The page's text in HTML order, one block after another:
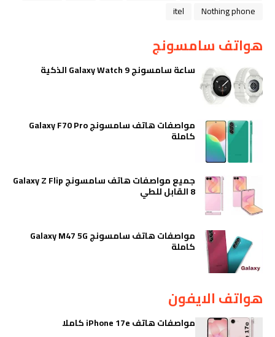
Nothing phone
itel
هواتف سامسونج
ساعة سامسونج Galaxy Watch 9 الذكية
مواصفات هاتف سامسونج Galaxy F70 Pro
كاملة
جميع مواصفات هاتف سامسونج Galaxy Z Flip
8 القابل للطي
مواصفات هاتف سامسونج Galaxy M47 5G
كاملة
هواتف الايفون
مواصفات هاتف iPhone 17e كاملا